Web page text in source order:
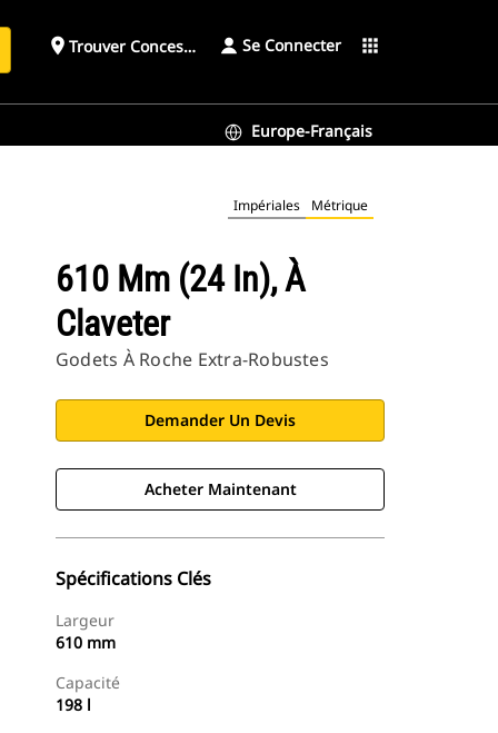
place Trouver ConcessionnaireSe Connecter apps
Europe-Français
Impériales Métrique
610 Mm (24 In), À
Claveter
Godets À Roche Extra-Robustes
Demander Un Devis
Acheter Maintenant
Spécifications Clés
Largeur
610 mm
Capacité
198 l